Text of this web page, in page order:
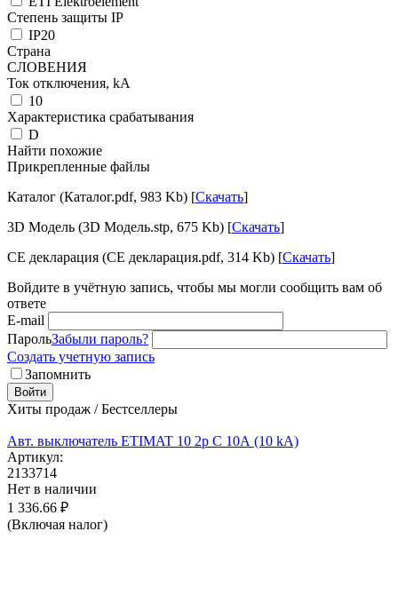
Степень защиты IP
IP20
Страна
СЛОВЕНИЯ
Ток отключения, kА
10
Характеристика срабатывания
D
Найти похожие
Прикрепленные файлы
Каталог (Каталог.pdf, 983 Kb) [Скачать]
3D Модель (3D Модель.stp, 675 Kb) [Скачать]
CE декларация (CE декларация.pdf, 314 Kb) [Скачать]
Войдите в учётную запись, чтобы мы могли сообщить вам об
ответе
E-mail
ПарольЗабыли пароль?
Создать учетную запись
Запомнить
Войти
Хиты продаж / Бестселлеры
Авт. выключатель ETIMAT 10 2p C 10А (10 kA)
Артикул:
2133714
Нет в наличии
1 336.66 ₽
(Включая налог)